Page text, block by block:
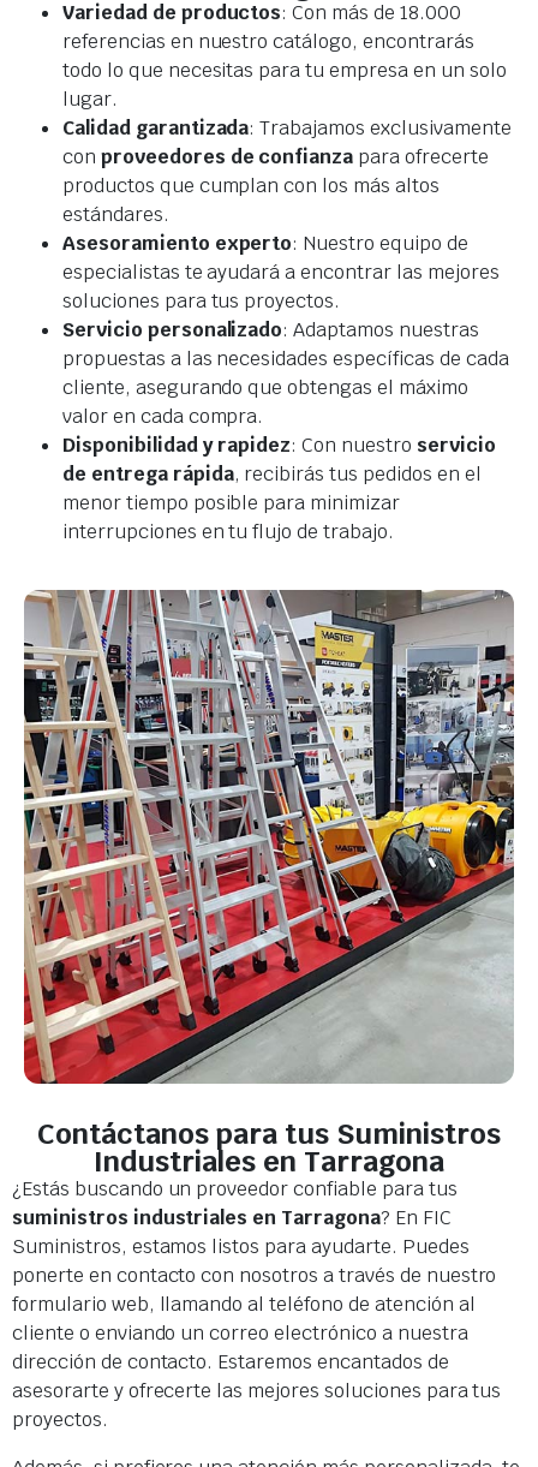
Variedad de productos: Con más de 18.000
referencias en nuestro catálogo, encontrarás
todo lo que necesitas para tu empresa en un solo
lugar.
Calidad garantizada: Trabajamos exclusivamente
con proveedores de confianza para ofrecerte
productos que cumplan con los más altos
estándares.
Asesoramiento experto: Nuestro equipo de
especialistas te ayudará a encontrar las mejores
soluciones para tus proyectos.
Servicio personalizado: Adaptamos nuestras
propuestas a las necesidades específicas de cada
cliente, asegurando que obtengas el máximo
valor en cada compra.
Disponibilidad y rapidez: Con nuestro servicio
de entrega rápida, recibirás tus pedidos en el
menor tiempo posible para minimizar
interrupciones en tu flujo de trabajo.
Contáctanos para tus Suministros
Industriales en Tarragona
¿Estás buscando un proveedor confiable para tus
suministros industriales en Tarragona? En FIC
Suministros, estamos listos para ayudarte. Puedes
ponerte en contacto con nosotros a través de nuestro
formulario web, llamando al teléfono de atención al
cliente o enviando un correo electrónico a nuestra
dirección de contacto. Estaremos encantados de
asesorarte y ofrecerte las mejores soluciones para tus
proyectos.